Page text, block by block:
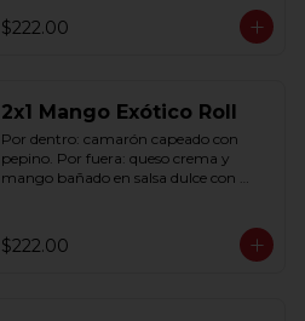
$222.00
2x1 Mango Exótico Roll
Por dentro: camarón capeado con
pepino. Por fuera: queso crema y
mango bañado en salsa dulce con
$222.00